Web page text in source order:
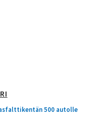
500 autolle